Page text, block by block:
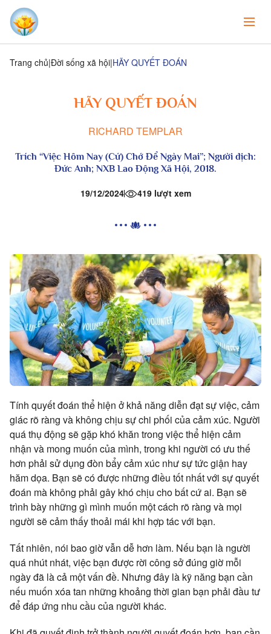
Trang chủ Đời sống xã hội HÃY QUYẾT ĐOÁN
HÃY QUYẾT ĐOÁN
RICHARD TEMPLAR
Trích “Việc Hôm Nay (Cứ) Chớ Để Ngày Mai”; Người dịch:
Đức Anh; NXB Lao Động Xã Hội, 2018.
19/12/2024 419 lượt xem
Tính quyết đoán thể hiện ở khả năng diễn đạt sự việc, cảm
giác rõ ràng và không chịu sự chi phối của cảm xúc. Người
quá thụ động sẽ gặp khó khăn trong việc thể hiện cảm
nhận và mong muốn của mình, trong khi người có ưu thế
hơn phải sử dụng đòn bẩy cảm xúc như sự tức giận hay
hăm dọa. Bạn sẽ có được những điều tốt nhất với sự quyết
đoán mà không phải gây khó chịu cho bất cứ ai. Bạn sẽ
trình bày những gì mình muốn một cách rõ ràng và mọi
người sẽ cảm thấy thoải mái khi hợp tác với bạn.
Tất nhiên, nói bao giờ vẫn dễ hơn làm. Nếu bạn là người
quá nhút nhát, việc bạn được rời công sở đúng giờ mỗi
ngày đã là cả một vấn đề. Nhưng đây là kỹ năng bạn cần
nếu muốn xóa tan những khoảng thời gian bạn phải đầu tư
để đáp ứng nhu cầu của người khác.